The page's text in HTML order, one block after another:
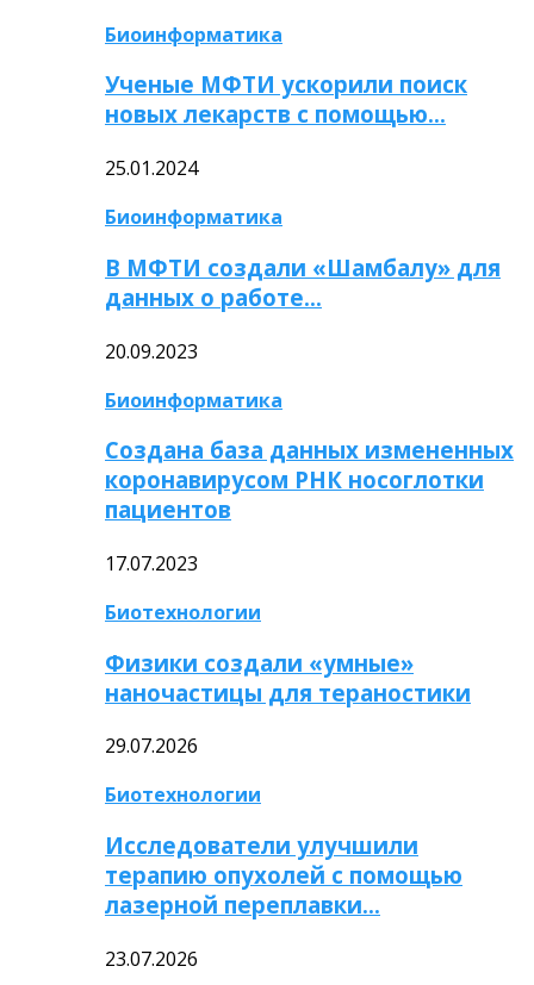
Биоинформатика
Ученые МФТИ ускорили поиск
новых лекарств с помощью…
25.01.2024
Биоинформатика
В МФТИ создали «Шамбалу» для
данных о работе…
20.09.2023
Биоинформатика
Создана база данных измененных
коронавирусом РНК носоглотки
пациентов
17.07.2023
Биотехнологии
Физики создали «умные»
наночастицы для тераностики
29.07.2026
Биотехнологии
Исследователи улучшили
терапию опухолей с помощью
лазерной переплавки…
23.07.2026